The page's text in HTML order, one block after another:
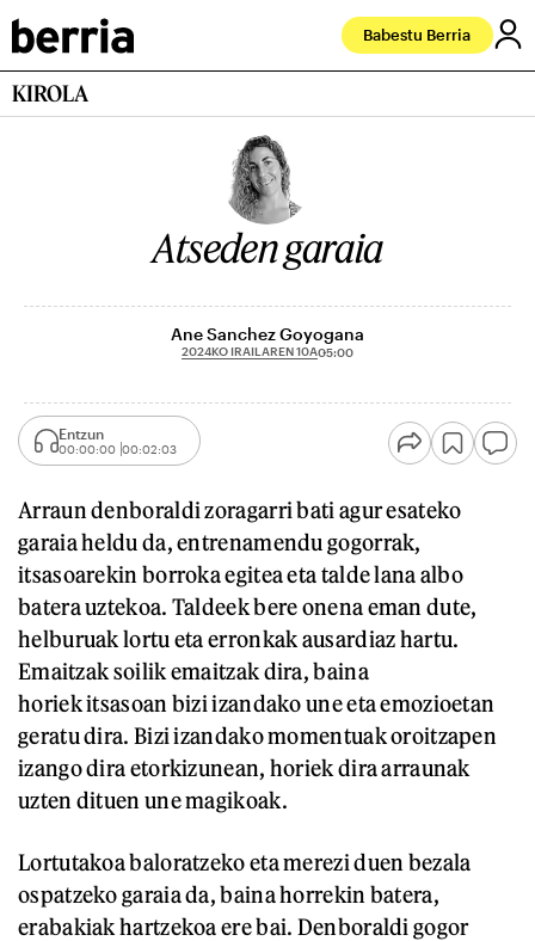
Babestu Berria
KIROLA
Atseden garaia
Ane Sanchez Goyogana
2024KO IRAILAREN 10A05:00
Entzun
00:00:00 00:02:03
Arraun denboraldi zoragarri bati agur esateko
garaia heldu da, entrenamendu gogorrak,
itsasoarekin borroka egitea eta talde lana albo
batera uztekoa. Taldeek bere onena eman dute,
helburuak lortu eta erronkak ausardiaz hartu.
Emaitzak soilik emaitzak dira, baina
horiek itsasoan bizi izandako une eta emozioetan
geratu dira. Bizi izandako momentuak oroitzapen
izango dira etorkizunean, horiek dira arraunak
uzten dituen une magikoak.
Lortutakoa baloratzeko eta merezi duen bezala
ospatzeko garaia da, baina horrekin batera,
erabakiak hartzekoa ere bai. Denboraldi gogor